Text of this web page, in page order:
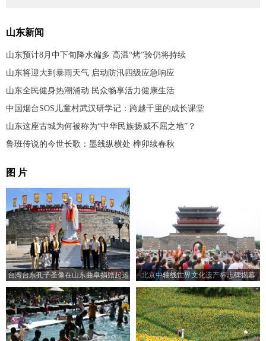
山东新闻
山东预计8月中下旬降水偏多 高温“烤”验仍将持续
山东将迎大到暴雨天气 启动防汛四级应急响应
山东全民健身热潮涌动 民众畅享活力健康生活
中国烟台SOS儿童村武汉研学记：跨越千里的成长课堂
山东这座古城为何被称为“中华民族扬威不屈之地”？
鲁班传说的今世长歌：墨线纵横处 榫卯续春秋
图 片
台湾台东孔子圣像在山东曲阜捐赠起运 北京中轴线世界文化遗产标志碑揭幕